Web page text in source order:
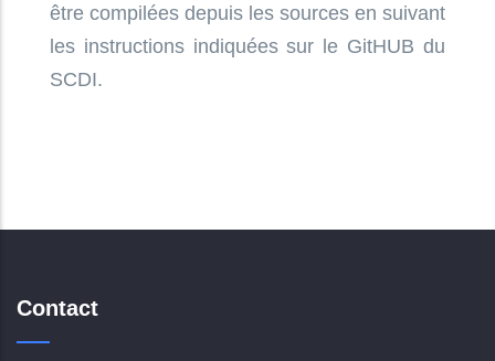
être compilées depuis les sources en suivant
les instructions indiquées sur le GitHUB du
SCDI.
Contact